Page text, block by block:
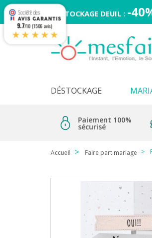
DESTOCKAGE DEUIL : -
DÉSTOCKAGE
Paiement 100%
sécurisé
Accueil Faire part mariage
9.7/10 (1506 avis)
★★★★★